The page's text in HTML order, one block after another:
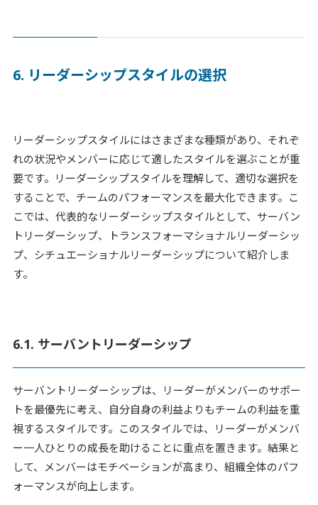
6. リーダーシップスタイルの選択
リーダーシップスタイルにはさまざまな種類があり、それぞ
れの状況やメンバーに応じて適したスタイルを選ぶことが重
要です。リーダーシップスタイルを理解して、適切な選択を
することで、チームのパフォーマンスを最大化できます。こ
こでは、代表的なリーダーシップスタイルとして、サーバン
トリーダーシップ、トランスフォーマショナルリーダーシッ
プ、シチュエーショナルリーダーシップについて紹介しま
す。
6.1. サーバントリーダーシップ
サーバントリーダーシップは、リーダーがメンバーのサポー
トを最優先に考え、自分自身の利益よりもチームの利益を重
視するスタイルです。このスタイルでは、リーダーがメンバ
ー一人ひとりの成長を助けることに重点を置きます。結果と
して、メンバーはモチベーションが高まり、組織全体のパフ
ォーマンスが向上します。